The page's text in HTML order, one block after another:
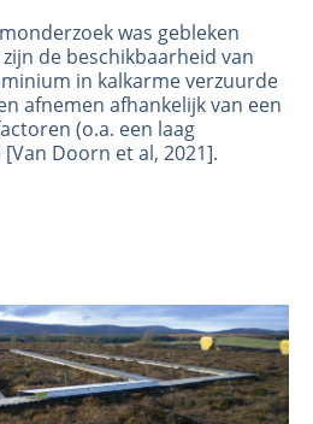
was gebleken
de beschikbaarheid van
in kalkarme verzuurde
afnemen afhankelijk van een
(o.a. een laag
[Van Doorn et al, 2021].